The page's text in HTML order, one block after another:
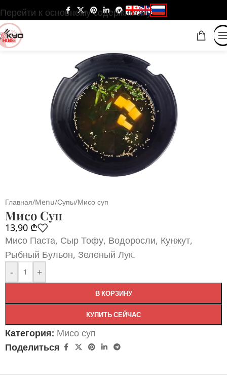
Перейти к основному содержимому
Главная/Menu/Супы/Мисо суп
Мисо Суп
13,90 ₾
Мисо Паста, Сыр Тофу, Водоросли, Кунжут,
Рыбный Бульон, Зеленый Лук.
-
+
В КОРЗИНУ
КУПИТЬ СЕЙЧАС
Категория: Мисо суп
Поделиться